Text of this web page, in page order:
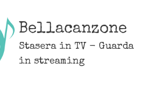
Bellacanzone
Stasera in TV - Guarda
in streaming